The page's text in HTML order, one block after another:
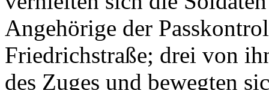
Angehörige der
Friedrichstraße; drei von
des Zuges und bewegten